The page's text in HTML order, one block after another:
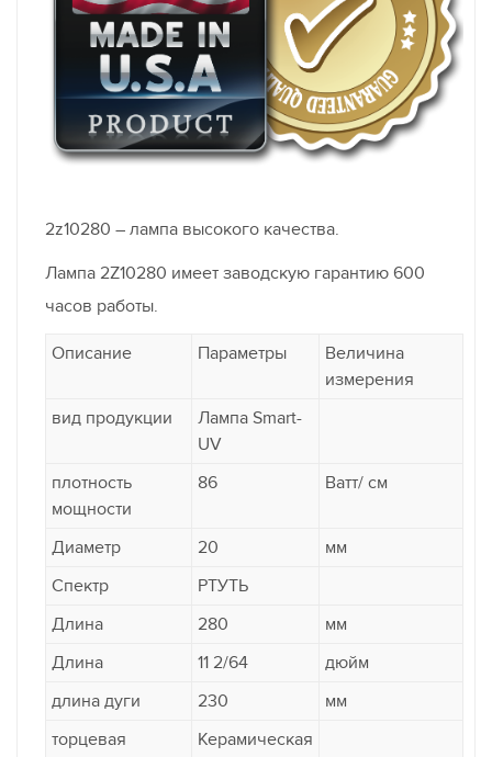
2z10280 – лампа высокого качества.
Лампа 2Z10280 имеет заводскую гарантию 600
часов работы.
Описание Параметры
Величина
измерения
вид продукции
Лампа Smart-
UV
плотность
мощности
86 Ватт/ см
Диаметр 20
мм
Спектр
РТУТЬ
Длина
280
мм
Длина
11 2/64
дюйм
длина дуги
230
мм
торцевая
Керамическая